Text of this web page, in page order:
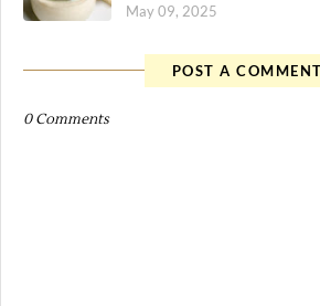
May 09, 2025
POST A COMMENT
0 Comments